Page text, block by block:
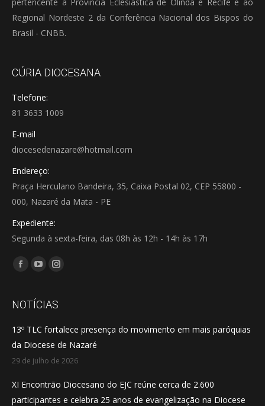
pertencente à Província Eclesiástica de Olinda e Recife e ao
Regional Nordeste 2 da Conferência Nacional dos Bispos do
Brasil - CNBB.
CÚRIA DIOCESANA
Telefone:
81 3633 1009
E-mail
diocesedenazare@hotmail.com
Endereço:
Praça Herculano Bandeira, 35, Caixa Postal 02, CEP 55800 -
000, Nazaré da Mata - PE
Expediente:
Segunda à sexta-feira, das 08h às 12h - 14h às 17h
Encontre-nos em:
Facebook
opens
new
window
YouTube
opens
new
window
Instagram
opens
new
window
NOTÍCIAS
13º TLC fortalece presença do movimento em mais paróquias
da Diocese de Nazaré
29 de julho de 2026
XI Encontrão Diocesano do EJC reúne cerca de 2.600
participantes e celebra 25 anos de evangelização na Diocese